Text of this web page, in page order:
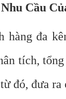
Cầu
hàng đa
tích,
đó, đưa